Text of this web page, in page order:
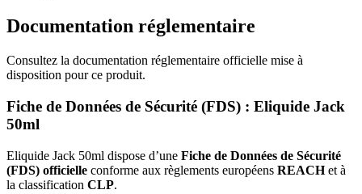
Documentation réglementaire
Consultez la documentation réglementaire officielle mise à
disposition pour ce produit.
Fiche de Données de Sécurité (FDS) : Eliquide Jack
50ml
Eliquide Jack 50ml dispose d’une Fiche de Données de Sécurité
(FDS) officielle conforme aux règlements européens REACHet à
la classification CLP.